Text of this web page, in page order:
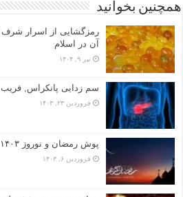
همچنین بخوانید
رمزگشایی از اسرار شرف
آن در اسلام
تیر ۹, ۱۴۰۴
سم زدایی پانکراس,
فروردین ۲۳, ۱۴۰۳
پوش رمضان و نوروز ۱۴۰۳
فروردین ۶, ۱۴۰۳